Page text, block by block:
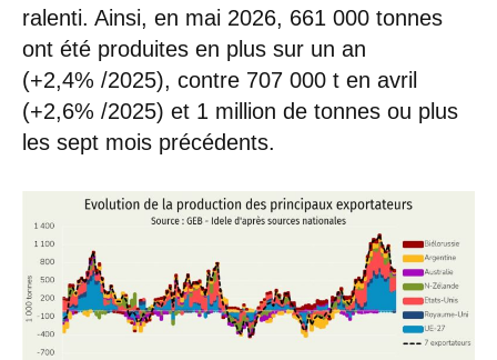
ralenti. Ainsi, en mai 2026, 661 000 tonnes
ont été produites en plus sur un an
(+2,4% /2025), contre 707 000 t en avril
(+2,6% /2025) et 1 million de tonnes ou plus
les sept mois précédents.